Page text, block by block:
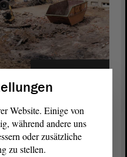
1/2
des Landtags von
können sich im Einzelfall
Website. Einige von
während andere uns
oder zusätzliche
zu stellen.